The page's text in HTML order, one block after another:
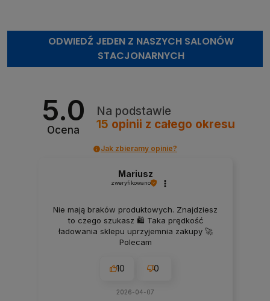
ODWIEDŹ JEDEN Z NASZYCH SALONÓW
STACJONARNYCH
5.0
Ocena
Na podstawie
15 opinii z całego okresu
Jak zbieramy opinie?
Mariusz
zweryfikowano
Nie mają braków produktowych. Znajdziesz
to czego szukasz 🛍️ Taka prędkość
ładowania sklepu uprzyjemnia zakupy 🚀
Polecam
10 0
2026-04-07